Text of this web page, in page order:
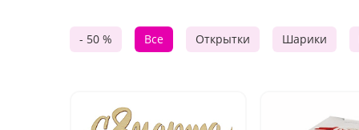
- 50 % Все Открытки Шарики